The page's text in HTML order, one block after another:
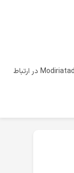
* جهت مشاوره یا پرداخت اقساطی با تلگرام Modiriatadmin1 در ارتباط